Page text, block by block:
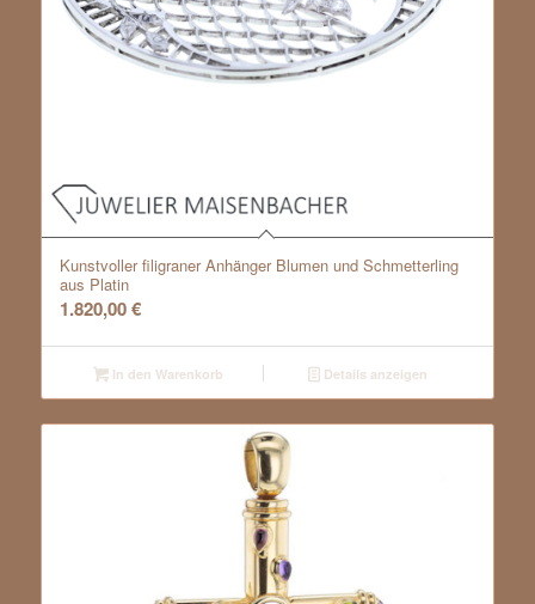
Kunstvoller filigraner Anhänger Blumen und Schmetterling
aus Platin
1.820,00€
In den Warenkorb Details anzeigen